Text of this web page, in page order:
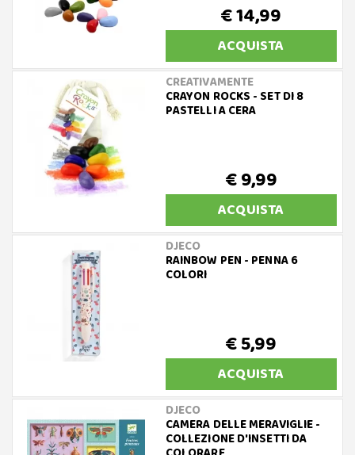
€ 14,99
ACQUISTA
CREATIVAMENTE
CRAYON ROCKS - SET DI 8
PASTELLI A CERA
€ 9,99
ACQUISTA
DJECO
RAINBOW PEN - PENNA 6
COLORI
€ 5,99
ACQUISTA
DJECO
CAMERA DELLE MERAVIGLIE -
COLLEZIONE D'INSETTI DA